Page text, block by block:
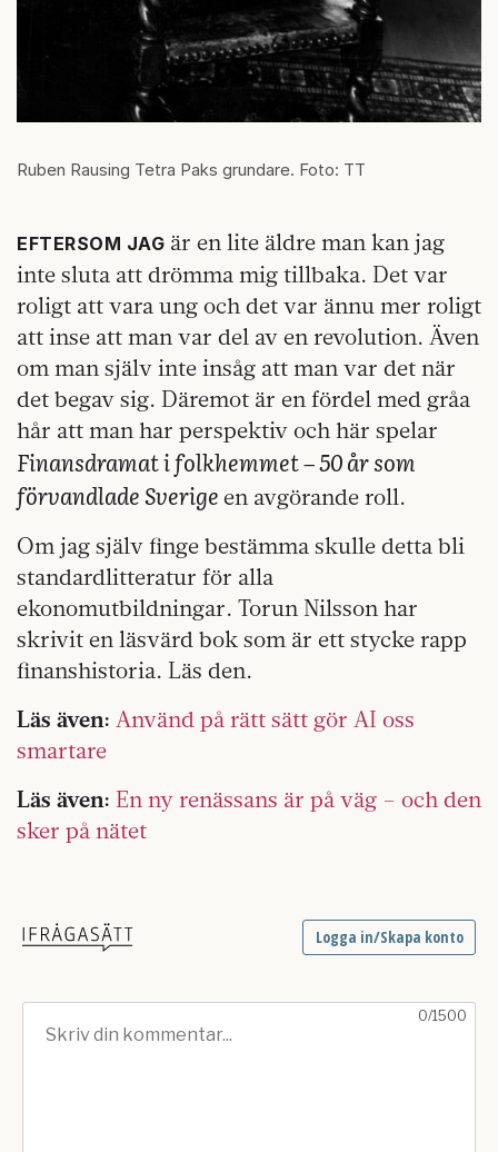
Ruben Rausing Tetra Paks grundare. Foto: TT
EFTERSOM JAG är en lite äldre man kan jag
inte sluta att drömma mig tillbaka. Det var
roligt att vara ung och det var ännu mer roligt
att inse att man var del av en revolution. Även
om man själv inte insåg att man var det när
det begav sig. Däremot är en fördel med gråa
hår att man har perspektiv och här spelar
Finansdramat i folkhemmet – 50 år som
förvandlade Sverige en avgörande roll.
Om jag själv finge bestämma skulle detta bli
standardlitteratur för alla
ekonomutbildningar. Torun Nilsson har
skrivit en läsvärd bok som är ett stycke rapp
finanshistoria. Läs den.
Läs även: Använd på rätt sätt gör AI oss
smartare
Läs även: En ny renässans är på väg – och den
sker på nätet